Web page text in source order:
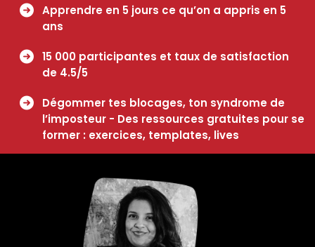
Apprendre en 5 jours ce qu’on a appris en 5
ans
15 000 participantes et taux de satisfaction
de 4.5/5
Dégommer tes blocages, ton syndrome de
l’imposteur - Des ressources gratuites pour se
former : exercices, templates, lives